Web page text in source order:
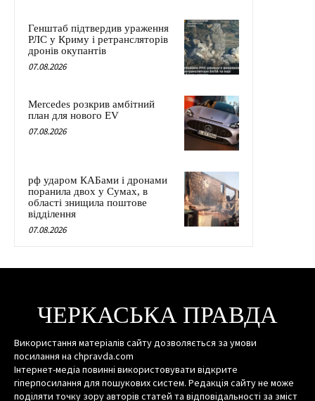
Генштаб підтвердив ураження
РЛС у Криму і ретрансляторів
дронів окупантів
07.08.2026
Mercedes розкрив амбітний
план для нового EV
07.08.2026
рф ударом КАБами і дронами
поранила двох у Сумах, в
області знищила поштове
відділення
07.08.2026
ЧЕРКАСЬКА ПРАВДА
Використання матеріалів сайту дозволяється за умови
посилання на chpravda.com
Інтернет-медіа повинні використовувати відкрите
гіперпосилання для пошукових систем. Редакція сайту не може
поділяти точку зору авторів статей та відповідальності за зміст